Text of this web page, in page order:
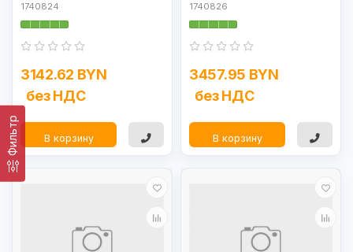
Фильтр
1740824
3142.62 BYN
без НДС
В корзину
1740826
3457.95 BYN
без НДС
В корзину